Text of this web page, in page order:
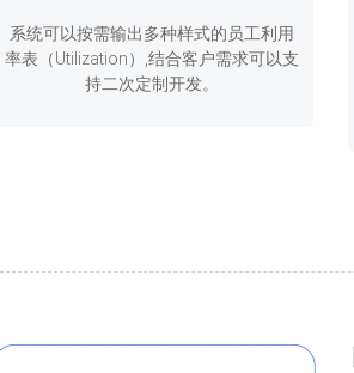
系统可以按需输出多种样式的员工利用
率表（Utilization）,结合客户需求可以支
持二次定制开发。